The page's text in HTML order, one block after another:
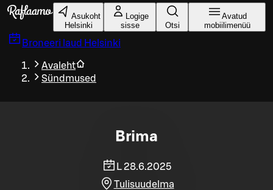
Liigu peamise sisu juurde
Asukoht
Helsinki
Logige
sisse
Otsi
Avatud
mobiilimenüü
Broneeri laud Helsinki
Avaleht
Sündmused
Brima
L 28.6.2025
Tulisuudelma